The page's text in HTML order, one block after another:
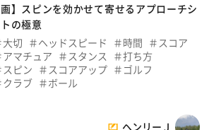
画】スピンを効かせて寄せるアプローチシ
の極意
大切
ヘッドスピード 時間
スコア
アマチュア
スタンス
打ち方
スピン
スコアアップ
ゴルフ
クラブ
ボール
ヘンリーＪ